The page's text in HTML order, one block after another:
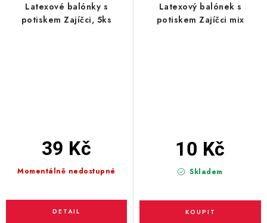
Latexové balónky s
potiskem Zajíčci, 5ks
Momentálně nedostupné
39 Kč
Latexový balónek s
potiskem Zajíčci mix
Skladem
10 Kč